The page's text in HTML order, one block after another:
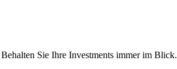
Sie Ihre Investments immer im Blick.